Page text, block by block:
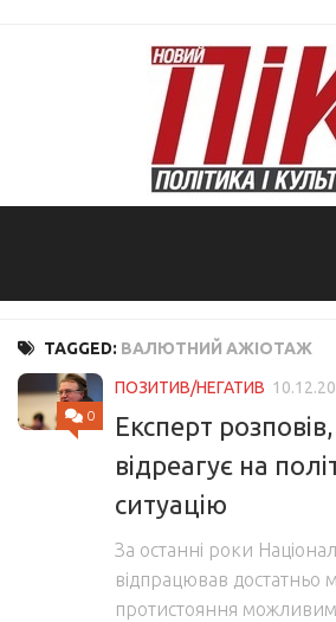
TAGGED: ВАЛЮТНИЙ АЖІОТАЖ
0
ПОЗИТИВ/НЕГАТИВ
Експерт
відреагує на
ситуацію
За останні роки
відпрацював достатньо
протистояння